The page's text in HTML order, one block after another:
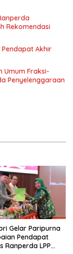
Rekomendasi
Pendapat Akhir
Umum Fraksi-
Penyelenggaraan
Gelar Paripurna
Pendapat
Ranperda LPP